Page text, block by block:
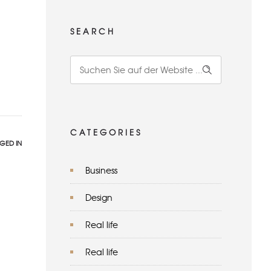
IN
SEARCH
CATEGORIES
Business
Design
Real life
Real life